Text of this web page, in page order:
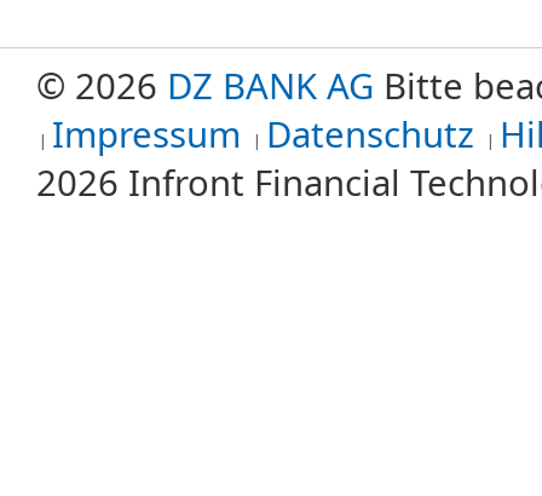
© 2026 DZ BANK AG Bitte
Impressum
Datenschutz
2026 Infront Financial